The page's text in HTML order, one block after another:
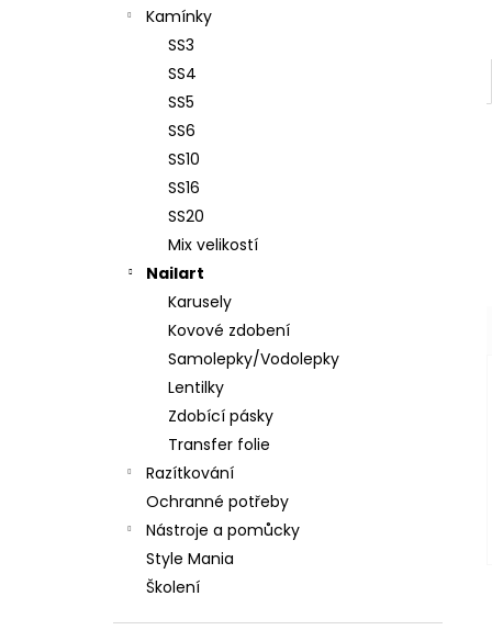
Kamínky
SS3
SS4
SS5
SS6
SS10
SS16
SS20
Mix velikostí
Nailart
Karusely
Kovové zdobení
Samolepky/Vodolepky
Lentilky
Zdobící pásky
Transfer folie
Razítkování
Ochranné potřeby
Nástroje a pomůcky
Style Mania
Školení